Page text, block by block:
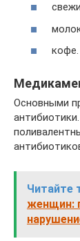
кофе.
Основными
Читайте
женщин: